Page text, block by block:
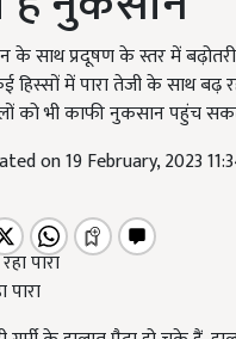
के साथ प्रदूषण के स्तर में
हिस्सों में पारा तेजी के साथ बढ़
को भी काफी नुकसान पहुंच
on 19 February, 2023
पारा